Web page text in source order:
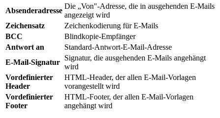
Absenderadresse
Die „Von"-Adresse, die in ausgehenden E-Mails
angezeigt wird
Zeichensatz
Zeichenkodierung für E-Mails
BCC
Blindkopie-Empfänger
Antwort an
Standard-Antwort-E-Mail-Adresse
E-Mail-Signatur
Signatur, die ausgehenden E-Mails angehängt
wird
Vordefinierter
Header
HTML-Header, der allen E-Mail-Vorlagen
vorangestellt wird
Vordefinierter
Footer
HTML-Footer, der allen E-Mail-Vorlagen
angehängt wird